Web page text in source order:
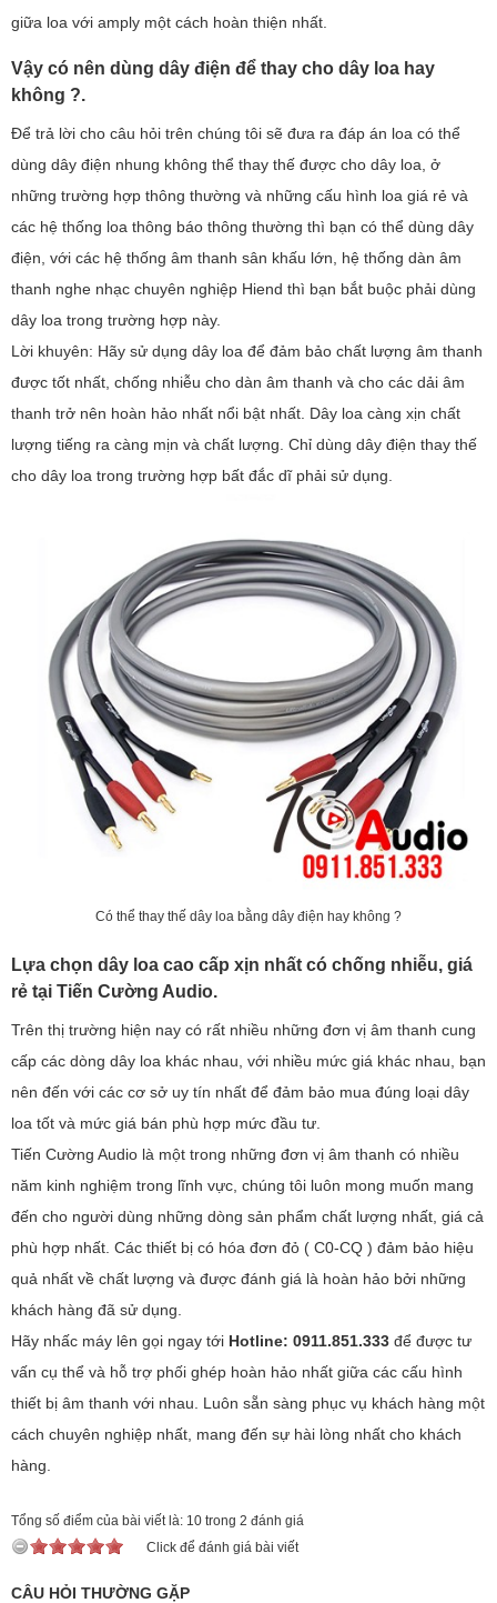
giữa loa với amply một cách hoàn thiện nhất.
Vậy có nên dùng dây điện để thay cho dây loa hay
không ?.
Để trả lời cho câu hỏi trên chúng tôi sẽ đưa ra đáp án loa có thể
dùng dây điện nhung không thể thay thế được cho dây loa, ở
những trường hợp thông thường và những cấu hình loa giá rẻ và
các hệ thống loa thông báo thông thường thì bạn có thể dùng dây
điện, với các hệ thống âm thanh sân khấu lớn, hệ thống dàn âm
thanh nghe nhạc chuyên nghiệp Hiend thì bạn bắt buộc phải dùng
dây loa trong trường hợp này.
Lời khuyên: Hãy sử dụng dây loa để đảm bảo chất lượng âm thanh
được tốt nhất, chống nhiễu cho dàn âm thanh và cho các dải âm
thanh trở nên hoàn hảo nhất nổi bật nhất. Dây loa càng xịn chất
lượng tiếng ra càng mịn và chất lượng. Chỉ dùng dây điện thay thế
cho dây loa trong trường hợp bất đắc dĩ phải sử dụng.
Có thể thay thế dây loa bằng dây điện hay không ?
Lựa chọn dây loa cao cấp xịn nhất có chống nhiễu, giá
rẻ tại Tiến Cường Audio.
Trên thị trường hiện nay có rất nhiều những đơn vị âm thanh cung
cấp các dòng dây loa khác nhau, với nhiều mức giá khác nhau, bạn
nên đến với các cơ sở uy tín nhất để đảm bảo mua đúng loại dây
loa tốt và mức giá bán phù hợp mức đầu tư.
Tiến Cường Audio là một trong những đơn vị âm thanh có nhiều
năm kinh nghiệm trong lĩnh vực, chúng tôi luôn mong muốn mang
đến cho người dùng những dòng sản phẩm chất lượng nhất, giá cả
phù hợp nhất. Các thiết bị có hóa đơn đỏ ( C0-CQ ) đảm bảo hiệu
quả nhất về chất lượng và được đánh giá là hoàn hảo bởi những
khách hàng đã sử dụng.
Hãy nhấc máy lên gọi ngay tới Hotline: 0911.851.333 để được tư
vấn cụ thể và hỗ trợ phối ghép hoàn hảo nhất giữa các cấu hình
thiết bị âm thanh với nhau. Luôn sẵn sàng phục vụ khách hàng một
cách chuyên nghiệp nhất, mang đến sự hài lòng nhất cho khách
hàng.
Tổng số điểm của bài viết là: 10 trong 2 đánh giá
Click để đánh giá bài viết
CÂU HỎI THƯỜNG GẶP